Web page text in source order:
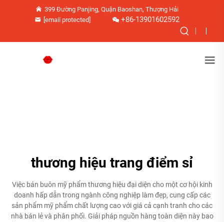
399 Đường Panjing, Quận Baoshan, Thượng Hải
[email protected]
+86-13901602592
thương hiệu trang điểm sỉ
Việc bán buôn mỹ phẩm thương hiệu đại diện cho một cơ hội kinh
doanh hấp dẫn trong ngành công nghiệp làm đẹp, cung cấp các
sản phẩm mỹ phẩm chất lượng cao với giá cả cạnh tranh cho các
nhà bán lẻ và phân phối. Giải pháp nguồn hàng toàn diện này bao